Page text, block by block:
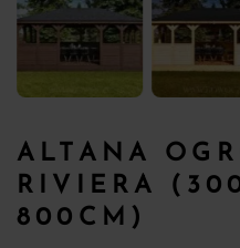
ALTANA
RIVIERA
800CM)